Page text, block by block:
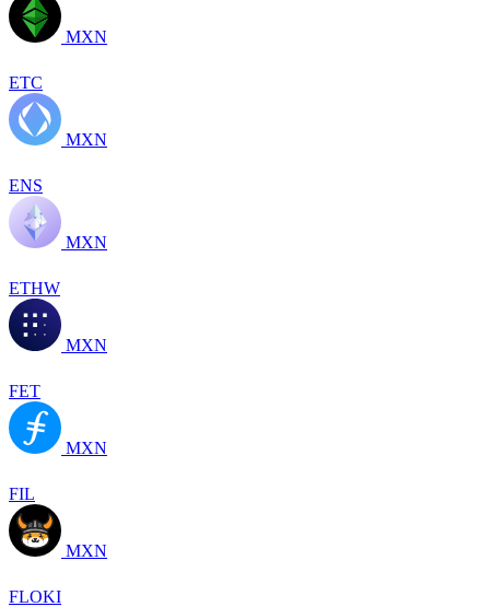
MXN
ETC
MXN
ENS
MXN
ETHW
MXN
FET
MXN
FIL
MXN
FLOKI